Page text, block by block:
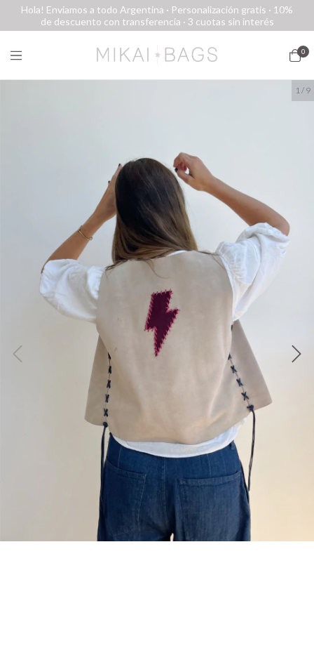
Hola! Enviamos a todo Argentina · Personalización gratis · 10%
de descuento con transferencia · 3 cuotas sin interés
0
1/ 9